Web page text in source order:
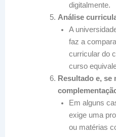
digitalmente.
Análise
A
faz a
curricular do
curso
Resultado e, se
Em alguns
exige uma
ou matérias